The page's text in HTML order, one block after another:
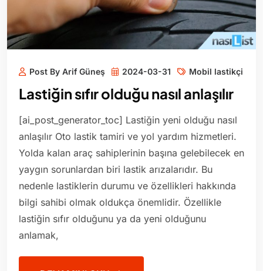
Post By Arif Güneş 2024-03-31 Mobil lastikçi
Lastiğin sıfır olduğu nasıl anlaşılır
[ai_post_generator_toc] Lastiğin yeni olduğu nasıl
anlaşılır Oto lastik tamiri ve yol yardım hizmetleri.
Yolda kalan araç sahiplerinin başına gelebilecek en
yaygın sorunlardan biri lastik arızalarıdır. Bu
nedenle lastiklerin durumu ve özellikleri hakkında
bilgi sahibi olmak oldukça önemlidir. Özellikle
lastiğin sıfır olduğunu ya da yeni olduğunu
anlamak,